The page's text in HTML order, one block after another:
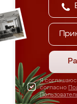
Я
согласно